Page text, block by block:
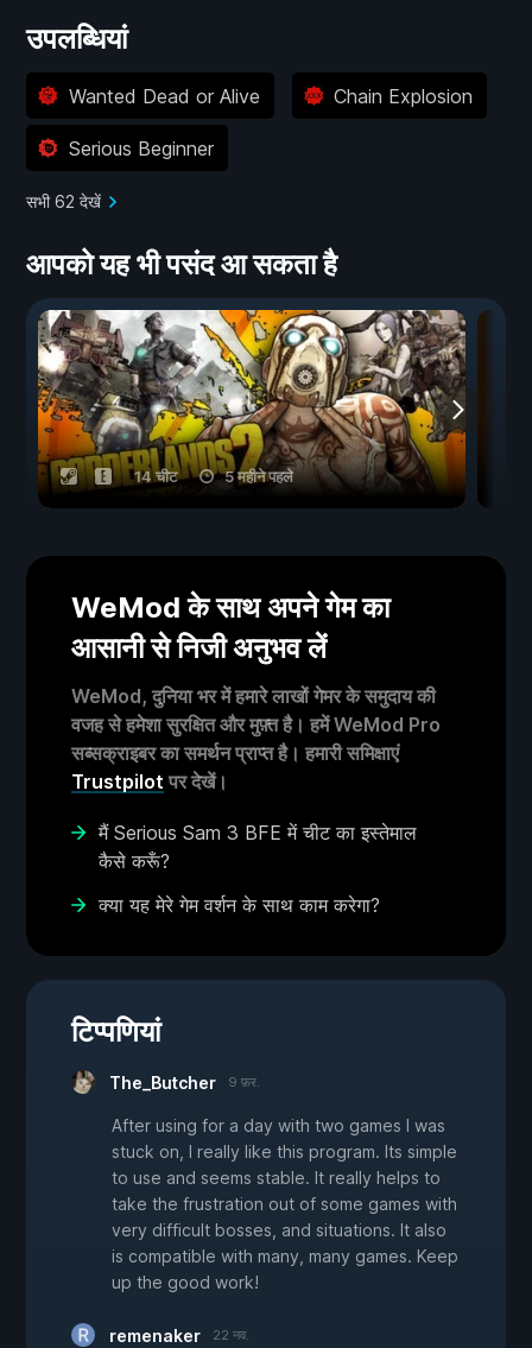
उपलब्धियां
Wanted Dead or Alive Chain Explosion
Serious Beginner
सभी 62 देखें
आपको यह भी पसंद आ सकता है
14 चीट 5 महीने पहले
WeMod के साथ अपने गेम का
आसानी से निजी अनुभव लें
WeMod, दुनिया भर में हमारे लाखों गेमर के समुदाय की
वजह से हमेशा सुरक्षित और मुफ़्त है। हमें WeMod Pro
सब्सक्राइबर का समर्थन प्राप्त है। हमारी समिक्षाएं
Trustpilot पर देखें।
मैं Serious Sam 3 BFE में चीट का इस्तेमाल
कैसे करूँ?
क्या यह मेरे गेम वर्शन के साथ काम करेगा?
टिप्पणियां
The_Butcher 9 फ़र.
After using for a day with two games I was
stuck on, I really like this program. Its simple
to use and seems stable. It really helps to
take the frustration out of some games with
very difficult bosses, and situations. It also
is compatible with many, many games. Keep
up the good work!
remenaker 22 नव.